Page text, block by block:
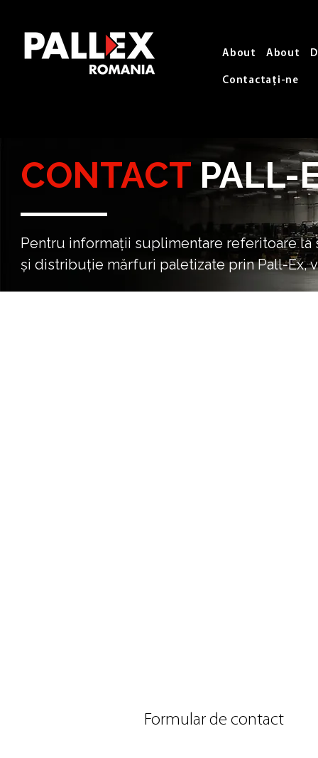
About About
Contactați-ne
CONTACT PALL-
Pentru informații suplimentare referitoare
și distribuție mărfuri paletizate prin Pall-Ex,
Formular de contact